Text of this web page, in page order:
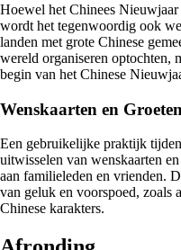
Hoewel het Chinees Nieuwjaar
wordt het tegenwoordig ook
landen met grote Chinese
wereld organiseren optochten,
begin van het Chinese
Wenskaarten en Groeten
Een gebruikelijke praktijk
uitwisselen van wenskaarten
aan familieleden en vrienden.
van geluk en voorspoed, zoals
Chinese karakters.